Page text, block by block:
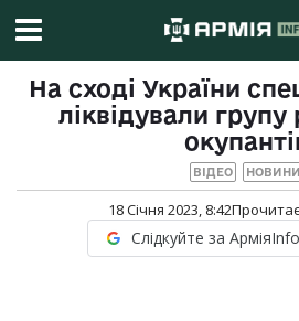
На сході України
ліквідували групу
ВІДЕО НОВИНИ
18 Січня 2023, 8:42
Слідкуйте за